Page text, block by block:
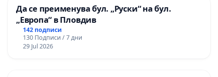
Да се преименува бул. „Руски“ на бул.
„Европа“ в Пловдив
142 подписи
130 Подписи / 7 дни
29 Jul 2026